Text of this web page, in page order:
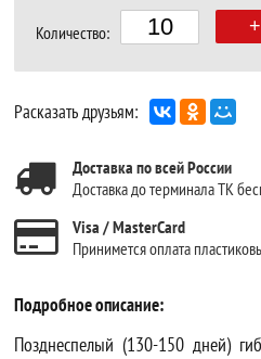
Количество:
Расказать друзьям:
Доставка по всей России
Доставка до терминала ТК
Visa / MasterCard
Принимется оплата
Подробное описание:
Позднеспелый (130-150 дней)